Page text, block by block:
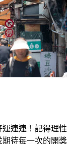
連連！記得理性
待每一次的開獎